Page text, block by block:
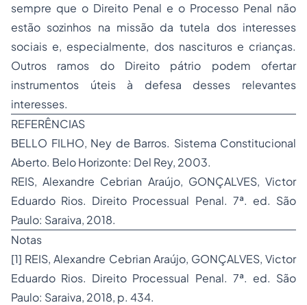
sempre que o Direito Penal e o Processo Penal não
estão sozinhos na missão da tutela dos interesses
sociais e, especialmente, dos nascituros e crianças.
Outros ramos do Direito pátrio podem ofertar
instrumentos úteis à defesa desses relevantes
interesses.
REFERÊNCIAS
BELLO FILHO, Ney de Barros. Sistema Constitucional
Aberto. Belo Horizonte: Del Rey, 2003.
REIS, Alexandre Cebrian Araújo, GONÇALVES, Victor
Eduardo Rios. Direito Processual Penal. 7ª. ed. São
Paulo: Saraiva, 2018.
Notas
[1] REIS, Alexandre Cebrian Araújo, GONÇALVES, Victor
Eduardo Rios. Direito Processual Penal. 7ª. ed. São
Paulo: Saraiva, 2018, p. 434.